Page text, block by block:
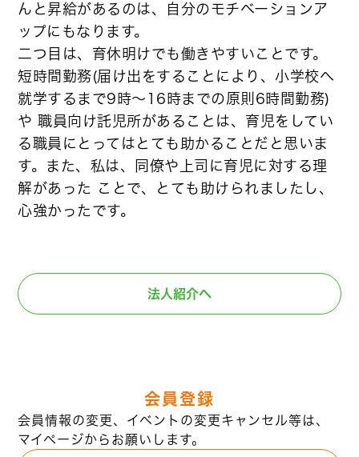
んと昇給があるのは、自分のモチベーションア
ップにもなります。
二つ目は、育休明けでも働きやすいことです。
短時間勤務(届け出をすることにより、小学校へ
就学するまで9時～16時までの原則6時間勤務)
や 職員向け託児所があることは、育児をしてい
る職員にとってはとても助かることだと思いま
す。また、私は、同僚や上司に育児に対する理
解があった ことで、とても助けられましたし、
心強かったです。
法人紹介へ
会員登録
会員情報の変更、イベントの変更キャンセル等は、
マイページからお願いします。